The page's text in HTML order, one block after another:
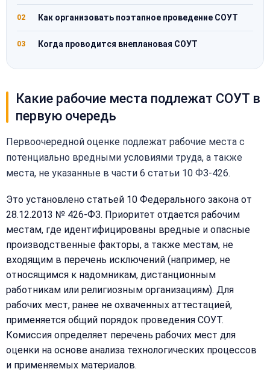
02 Как организовать поэтапное проведение СОУТ
03 Когда проводится внеплановая СОУТ
Какие рабочие места подлежат СОУТ в
первую очередь
Первоочередной оценке подлежат рабочие места с
потенциально вредными условиями труда, а также
места, не указанные в части 6 статьи 10 ФЗ-426.
Это установлено статьей 10 Федерального закона от
28.12.2013 № 426-ФЗ. Приоритет отдается рабочим
местам, где идентифицированы вредные и опасные
производственные факторы, а также местам, не
входящим в перечень исключений (например, не
относящимся к надомникам, дистанционным
работникам или религиозным организациям). Для
рабочих мест, ранее не охваченных аттестацией,
применяется общий порядок проведения СОУТ.
Комиссия определяет перечень рабочих мест для
оценки на основе анализа технологических процессов
и применяемых материалов.